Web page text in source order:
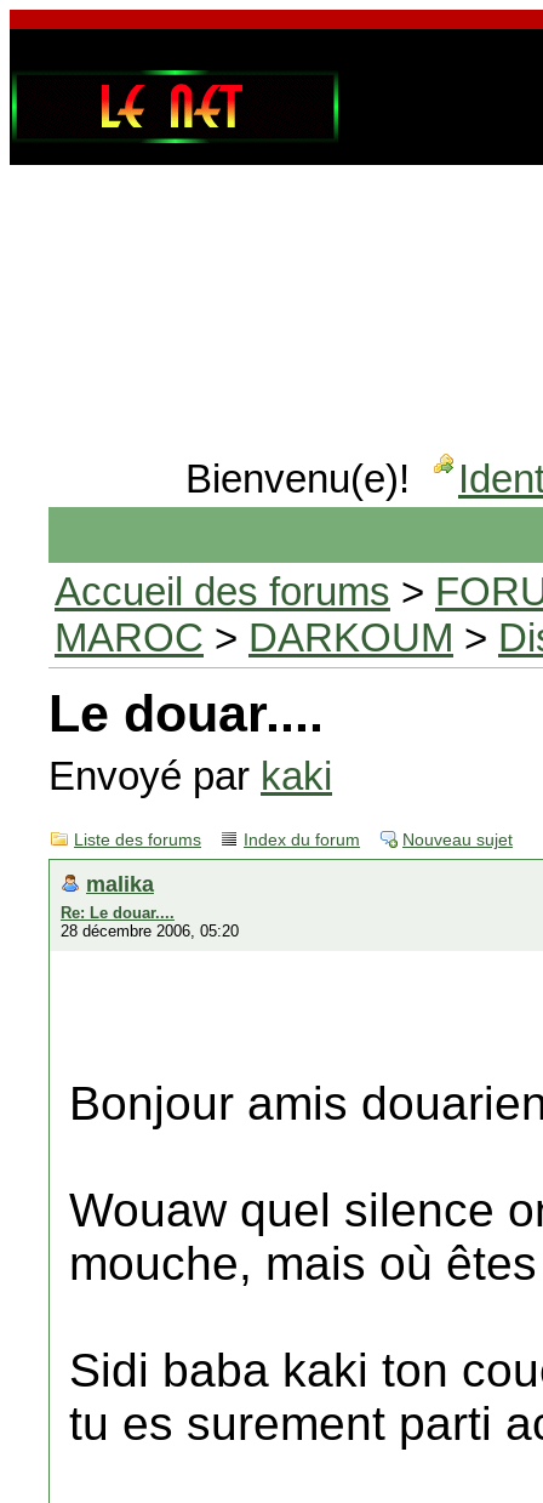
Bienvenu(e)!
Accueil des forums >
MAROC > DARKOUM >
Le douar....
Envoyé par kaki
Liste des forums Index du forum Nouveau sujet
malika
Re: Le douar....
28 décembre 2006, 05:20
Bonjour amis
Wouaw quel silence
mouche, mais où
Sidi baba kaki ton
tu es surement parti